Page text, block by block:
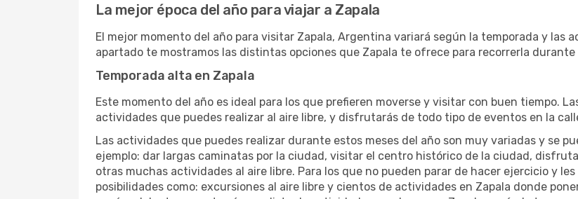
La mejor época del año para viajar a Zapala
El mejor momento del año para visitar Zapala, Argentina variará según la temporada y las
apartado te mostramos las distintas opciones que Zapala te ofrece para recorrerla
Temporada alta en Zapala
Este momento del año es ideal para los que prefieren moverse y visitar con buen tiempo.
actividades que puedes realizar al aire libre, y disfrutarás de todo tipo de eventos en la
Las actividades que puedes realizar durante estos meses del año son muy variadas y se
ejemplo: dar largas caminatas por la ciudad, visitar el centro histórico de la ciudad,
otras muchas actividades al aire libre. Para los que no pueden parar de hacer ejercicio y
posibilidades como: excursiones al aire libre y cientos de actividades en Zapala donde